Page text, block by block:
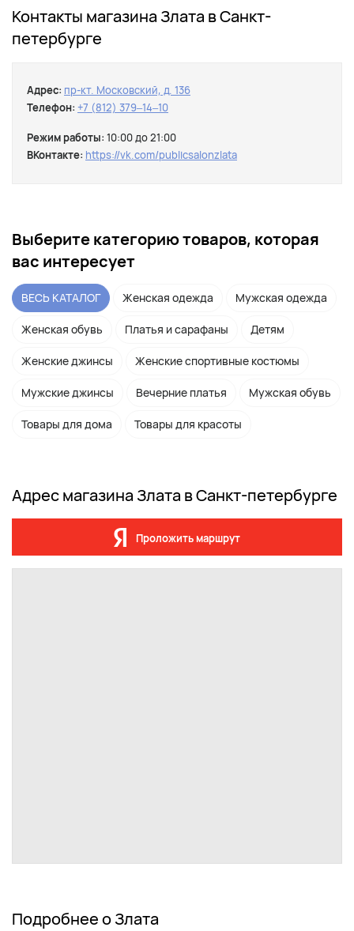
Контакты магазина Злата в Санкт-
петербурге
Адрес: пр-кт. Московский, д. 136
Телефон: +7 (812) 379‒14‒10
Режим работы: 10:00 до 21:00
ВКонтакте: https://vk.com/publicsalonzlata
Выберите категорию товаров, которая
вас интересует
ВЕСЬ КАТАЛОГ Женская одежда Мужская одежда
Женская обувь Платья и сарафаны Детям
Женские джинсы Женские спортивные костюмы
Мужские джинсы Вечерние платья Мужская обувь
Товары для дома Товары для красоты
Адрес магазина Злата в Санкт-петербурге
Проложить маршрут
Подробнее о Злата